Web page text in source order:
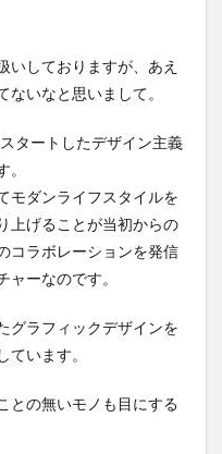
いしておりますが、あえ
いなと思いまして。
タートしたデザイン主義
モダンライフスタイルを
上げることが当初からの
コラボレーションを発信
ャーなのです。
グラフィックデザインを
います。
との無いモノも目にする